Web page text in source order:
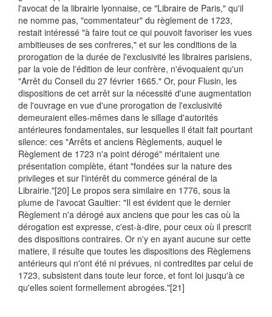
l'avocat de la librairie lyonnaise, ce "Libraire de Paris," qu'il
ne nomme pas, "commentateur" du règlement de 1723,
restait intéressé "à faire tout ce qui pouvoit favoriser les vues
ambitieuses de ses confreres," et sur les conditions de la
prorogation de la durée de l'exclusivité les libraires parisiens,
par la voie de l'édition de leur confrère, n'évoquaient qu'un
"Arrêt du Conseil du 27 février 1665." Or, pour Flusin, les
dispositions de cet arrêt sur la nécessité d'une augmentation
de l'ouvrage en vue d'une prorogation de l'exclusivité
demeuraient elles-mêmes dans le sillage d'autorités
antérieures fondamentales, sur lesquelles il était fait pourtant
silence: ces "Arrêts et anciens Règlements, auquel le
Règlement de 1723 n'a point dérogé" méritaient une
présentation complète, étant "fondées sur la nature des
privileges et sur l'intérêt du commerce général de la
Librairie."[20] Le propos sera similaire en 1776, sous la
plume de l'avocat Gaultier: "Il est évident que le dernier
Règlement n'a dérogé aux anciens que pour les cas où la
dérogation est expresse, c'est-à-dire, pour ceux où il prescrit
des dispositions contraires. Or n'y en ayant aucune sur cette
matiere, il résulte que toutes les dispositions des Règlemens
antérieurs qui n'ont été ni prévues, ni contredites par celui de
1723, subsistent dans toute leur force, et font loi jusqu'à ce
qu'elles soient formellement abrogées."[21]